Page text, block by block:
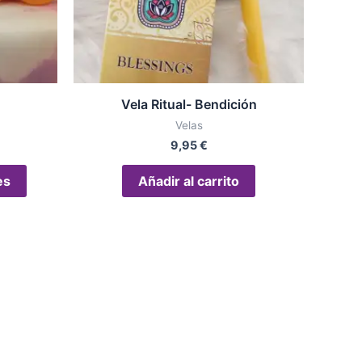
se
pueden
elegir
en
Vela Ritual- Bendición
Velas
9,95€
Añadir al carrito